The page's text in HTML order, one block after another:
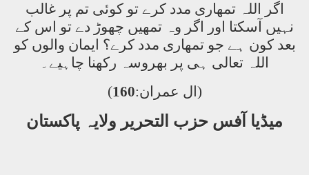
اگر اللہ تمھاری مدد کرے تو کوئی تم پر غالب
نہیں آسکتا اور اگر وہ تمھیں چھوڑ دے تو اس کے
بعد کون ہے جو تمھاری مدد کرے؟ ایمان والوں کو
اللہ تعالی ہی پر بھروسہ رکھنا چاہیے۔
(ال عمران:160
)
میڈیا آفس حزب التحریر ولایہ پاکستان